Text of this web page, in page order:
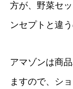
方が、野菜セ
ンセプトと違
アマゾンは商
ますので、シ